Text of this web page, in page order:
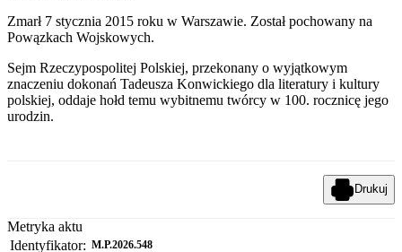
Zmarł 7 stycznia 2015 roku w Warszawie. Został pochowany na
Powązkach Wojskowych.
Sejm Rzeczypospolitej Polskiej, przekonany o wyjątkowym
znaczeniu dokonań Tadeusza Konwickiego dla literatury i kultury
polskiej, oddaje hołd temu wybitnemu twórcy w 100. rocznicę jego
urodzin.
Drukuj
Metryka aktu
Identyfikator: M.P.2026.548